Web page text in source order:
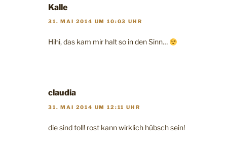
Kalle
31. MAI 2014 UM 10:03 UHR
Hihi, das kam mir halt so in den Sinn…
claudia
31. MAI 2014 UM 12:11 UHR
die sind toll! rost kann wirklich hübsch sein!